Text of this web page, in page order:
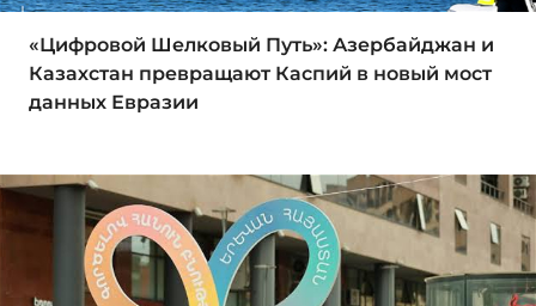
«Цифровой Шелковый Путь»: Азербайджан и
Казахстан превращают Каспий в новый мост
данных Евразии